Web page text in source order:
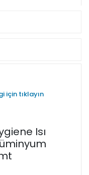
için tıklayın
Isı